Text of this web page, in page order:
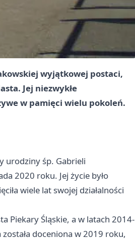
wyjątkowej postaci,
Jej niezwykłe
w pamięci wielu pokoleń.
urodziny śp. Gabrieli
2020 roku. Jej życie było
wiele lat swojej działalności
Piekary Śląskie, a w latach 2014-
doceniona w 2019 roku,